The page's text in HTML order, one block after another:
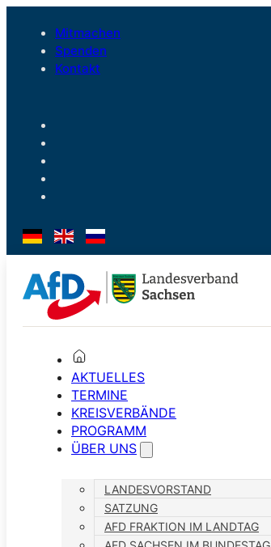
Mitmachen
Spenden
Kontakt
AKTUELLES
TERMINE
KREISVERBÄNDE
PROGRAMM
ÜBER UNS
LANDESVORSTAND
SATZUNG
AFD FRAKTION IM LANDTAG